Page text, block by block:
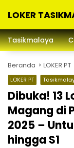
LOKER
Lowongan
Kerja
dan
Sekitarna
Tasikmalaya
Beranda LOKER PT
LOKER PT
Dibuka! 13
Magang di
2025 –
hingga S1